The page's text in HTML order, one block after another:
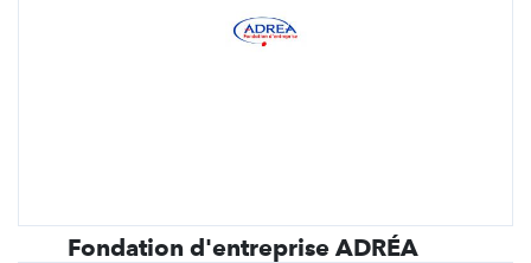
Fondation d'entreprise ADRÉA